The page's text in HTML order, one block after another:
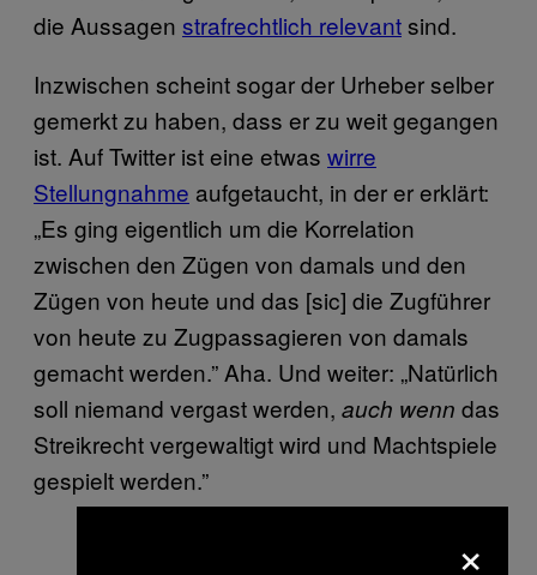
die Aussagen strafrechtlich relevantsind.
Inzwischen scheint sogar der Urheber selber
gemerkt zu haben, dass er zu weit gegangen
ist. Auf Twitter ist eine etwas wirre
Stellungnahme aufgetaucht, in der er erklärt:
„Es ging eigentlich um die Korrelation
zwischen den Zügen von damals und den
Zügen von heute und das [sic] die Zugführer
von heute zu Zugpassagieren von damals
gemacht werden.” Aha. Und weiter: „Natürlich
soll niemand vergast werden, auch wenn das
Streikrecht vergewaltigt wird und Machtspiele
gespielt werden.”
×